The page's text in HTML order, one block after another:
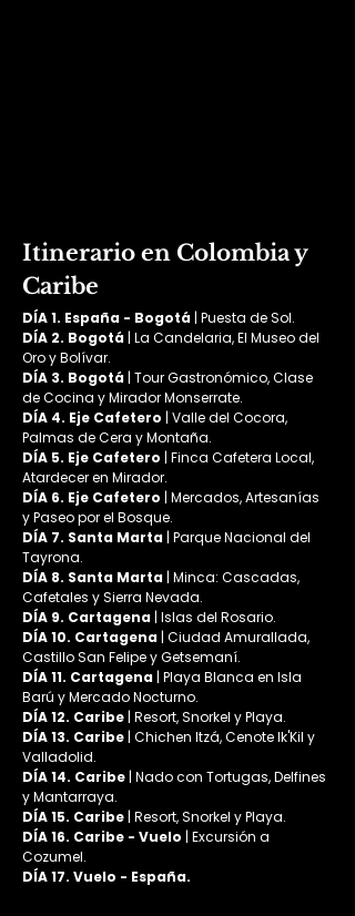
Itinerario en Colombia y
Caribe
DÍA 1. España - Bogotá | Puesta de Sol.
DÍA 2. Bogotá | La Candelaria, El Museo del
Oro y Bolívar.
DÍA 3. Bogotá | Tour Gastronómico, Clase
de Cocina y Mirador Monserrate.
DÍA 4. Eje Cafetero | Valle del Cocora,
Palmas de Cera y Montaña.
DÍA 5. Eje Cafetero | Finca Cafetera Local,
Atardecer en Mirador.
DÍA 6. Eje Cafetero | Mercados, Artesanías
y Paseo por el Bosque.
DÍA 7. Santa Marta | Parque Nacional del
Tayrona.
DÍA 8. Santa Marta | Minca: Cascadas,
Cafetales y Sierra Nevada.
DÍA 9. Cartagena | Islas del Rosario.
DÍA 10. Cartagena | Ciudad Amurallada,
Castillo San Felipe y Getsemaní.
DÍA 11. Cartagena | Playa Blanca en Isla
Barú y Mercado Nocturno.
DÍA 12. Caribe | Resort, Snorkel y Playa.
DÍA 13. Caribe | Chichen Itzá, Cenote Ik'Kil y
Valladolid.
DÍA 14. Caribe | Nado con Tortugas, Delfines
y Mantarraya.
DÍA 15. Caribe | Resort, Snorkel y Playa.
DÍA 16. Caribe - Vuelo | Excursión a
Cozumel.
DÍA 17. Vuelo - España.